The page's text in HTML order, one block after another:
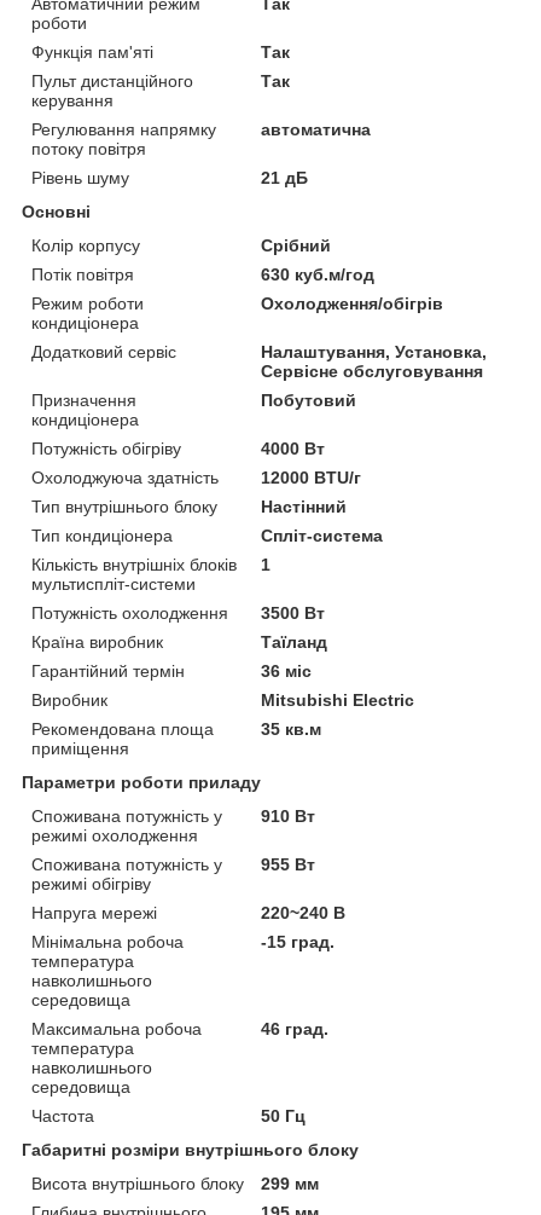
роботи
Функція пам'яті
Так
Пульт дистанційного
керування
Так
Регулювання напрямку
потоку повітря
автоматична
Рівень шуму
21 дБ
Основні
Колір корпусу
Срібний
Потік повітря
630 куб.м/год
Режим роботи
кондиціонера
Охолодження/обігрів
Додатковий сервіс
Налаштування, Установка,
Сервісне обслуговування
Призначення
кондиціонера
Побутовий
Потужність обігріву
4000 Вт
Охолоджуюча здатність
12000 BTU/г
Тип внутрішнього блоку
Настінний
Тип кондиціонера
Спліт-система
Кількість внутрішніх блоків
мультиспліт-системи
1
Потужність охолодження
3500 Вт
Країна виробник
Таїланд
Гарантійний термін
36 міс
Виробник
Mitsubishi Electric
Рекомендована площа
приміщення
35 кв.м
Параметри роботи приладу
Споживана потужність у
режимі охолодження
910 Вт
Споживана потужність у
режимі обігріву
955 Вт
Напруга мережі
220~240 В
Мінімальна робоча
температура
навколишнього
середовища
-15 град.
Максимальна робоча
температура
навколишнього
середовища
46 град.
Частота
50 Гц
Габаритні розміри внутрішнього блоку
Висота внутрішнього блоку
299 мм